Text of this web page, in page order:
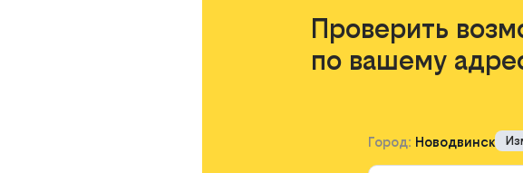
Проверить
по вашему
Город: Новодвинск